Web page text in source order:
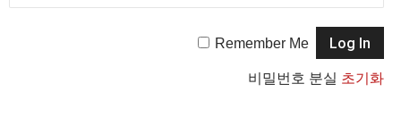
Remember Me
비밀번호 분실 초기화